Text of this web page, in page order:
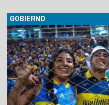
GOBIERNO
05/07/2026 El estadio
desafío internacional de
Paranaense de Brasil. La